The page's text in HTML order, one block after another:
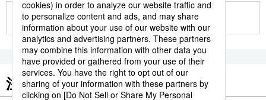
もっと見る
注目のキーワード